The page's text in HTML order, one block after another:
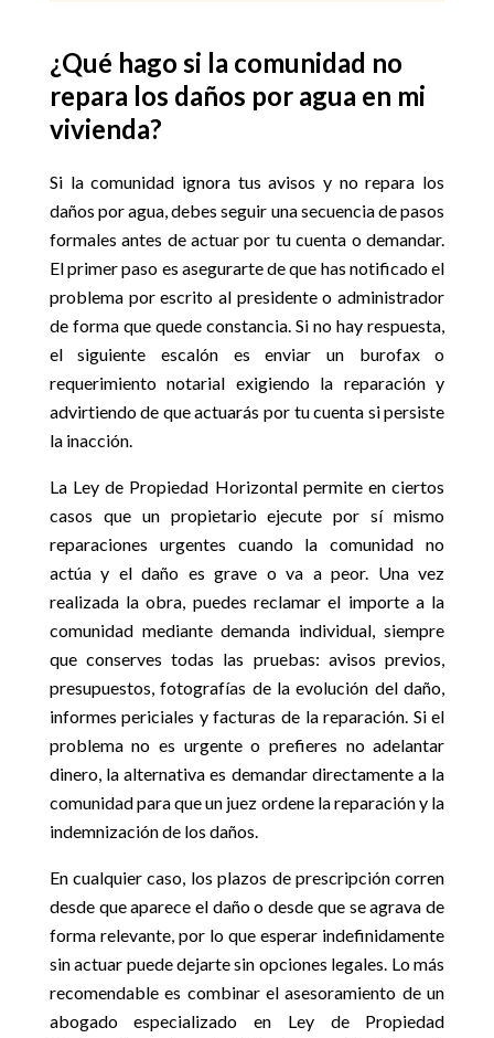
¿Qué hago si la comunidad no
repara los daños por agua en mi
vivienda?
Si la comunidad ignora tus avisos y no repara los
daños por agua, debes seguir una secuencia de pasos
formales antes de actuar por tu cuenta o demandar.
El primer paso es asegurarte de que has notificado el
problema por escrito al presidente o administrador
de forma que quede constancia. Si no hay respuesta,
el siguiente escalón es enviar un burofax o
requerimiento notarial exigiendo la reparación y
advirtiendo de que actuarás por tu cuenta si persiste
la inacción.
La Ley de Propiedad Horizontal permite en ciertos
casos que un propietario ejecute por sí mismo
reparaciones urgentes cuando la comunidad no
actúa y el daño es grave o va a peor. Una vez
realizada la obra, puedes reclamar el importe a la
comunidad mediante demanda individual, siempre
que conserves todas las pruebas: avisos previos,
presupuestos, fotografías de la evolución del daño,
informes periciales y facturas de la reparación. Si el
problema no es urgente o prefieres no adelantar
dinero, la alternativa es demandar directamente a la
comunidad para que un juez ordene la reparación y la
indemnización de los daños.
En cualquier caso, los plazos de prescripción corren
desde que aparece el daño o desde que se agrava de
forma relevante, por lo que esperar indefinidamente
sin actuar puede dejarte sin opciones legales. Lo más
recomendable es combinar el asesoramiento de un
abogado especializado en Ley de Propiedad